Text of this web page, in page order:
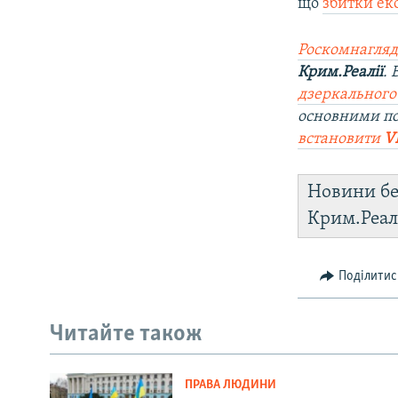
щозбитки
Крим.Реалії.
основними
встановити
Новини
Читайте також
ПРАВА ЛЮДИНИ